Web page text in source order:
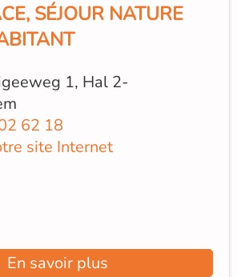
SÉJOUR NATURE
1, Hal 2-
62 18
site Internet
En savoir plus